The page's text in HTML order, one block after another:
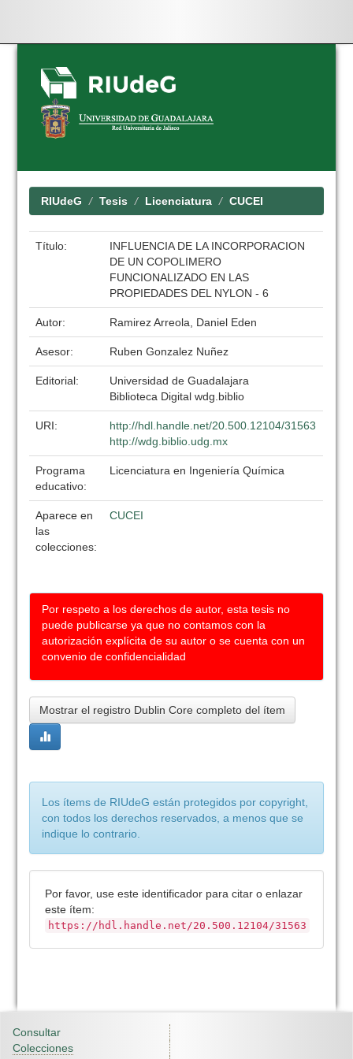
Skip
navigation
RIUdeG Tesis Licenciatura CUCEI
Título:
INFLUENCIA DE LA INCORPORACION
DE UN COPOLIMERO
FUNCIONALIZADO EN LAS
PROPIEDADES DEL NYLON - 6
Autor: Ramirez Arreola, Daniel Eden
Asesor: Ruben Gonzalez Nuñez
Editorial:
Universidad de Guadalajara
Biblioteca Digital wdg.biblio
URI:
http://hdl.handle.net/20.500.12104/31563
http://wdg.biblio.udg.mx
Programa
educativo:
Licenciatura en Ingeniería Química
Aparece en
las
colecciones:
CUCEI
Por respeto a los derechos de autor, esta tesis no
puede publicarse ya que no contamos con la
autorización explícita de su autor o se cuenta con un
convenio de confidencialidad
Mostrar el registro Dublin Core completo del ítem
Los ítems de RIUdeG están protegidos por copyright,
con todos los derechos reservados, a menos que se
indique lo contrario.
Por favor, use este identificador para citar o enlazar
este ítem:
https://hdl.handle.net/20.500.12104/31563
Consultar
Colecciones